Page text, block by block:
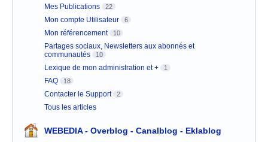
Mes Publications 22
Mon compte Utilisateur 6
Mon référencement 10
Partages sociaux, Newsletters aux abonnés et
communautés
10
Lexique de mon administration et + 1
FAQ 18
Contacter le Support 2
Tous les articles
WEBEDIA - Overblog - Canalblog - Eklablog